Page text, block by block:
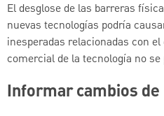
El desglose de las barreras
nuevas tecnologías podría
inesperadas relacionadas con
comercial de la tecnología no
Informar cambios